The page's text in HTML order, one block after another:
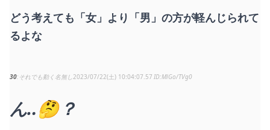
どう考えても「女」より「男」の方が軽んじられて
るよな
30 それでも動く名無し 2023/07/22(土) 10:04:07.57 MlGo/TVg0
ん‥🤔？